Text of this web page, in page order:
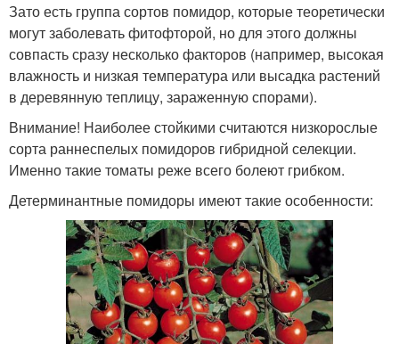
Зато есть группа сортов помидор, которые теоретически
могут заболевать фитофторой, но для этого должны
совпасть сразу несколько факторов (например, высокая
влажность и низкая температура или высадка растений
в деревянную теплицу, зараженную спорами).
Внимание! Наиболее стойкими считаются низкорослые
сорта раннеспелых помидоров гибридной селекции.
Именно такие томаты реже всего болеют грибком.
Детерминантные помидоры имеют такие особенности: